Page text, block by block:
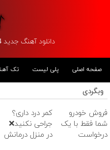
دانلود آهنگ جدید 1404 در ملودی مانیا
صفحه اصلی پلی لیست تک
وبگردی
فروش خودرو
شما فقط با یک
درخواست
کمر درد داری؟
جراحی نکنید❌
در منزل درمانش